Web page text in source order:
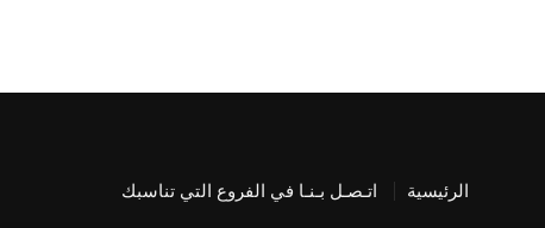
الرئيسية اتـصـل بـنـا في الفروع التي تناسبك